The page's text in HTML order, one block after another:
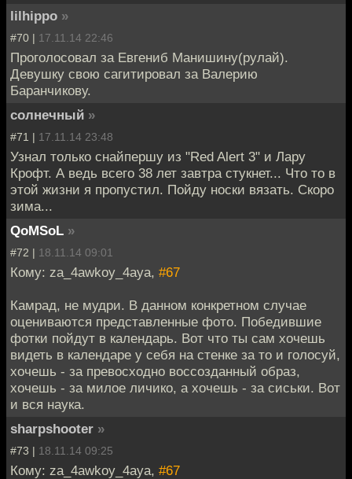
lilhippo »
#70 | 17.11.14 22:46
Проголосовал за Евгениб Манишину(рулай).
Девушку свою сагитировал за Валерию
Баранчикову.
солнечный »
#71 | 17.11.14 23:48
Узнал только снайпершу из "Red Alert 3" и Лару
Крофт. А ведь всего 38 лет завтра стукнет... Что то в
этой жизни я пропустил. Пойду носки вязать. Скоро
зима...
QoMSoL »
#72 | 18.11.14 09:01
Кому: za_4awkoy_4aya, #67
Камрад, не мудри. В данном конкретном случае
оцениваются представленные фото. Победившие
фотки пойдут в календарь. Вот что ты сам хочешь
видеть в календаре у себя на стенке за то и голосуй,
хочешь - за превосходно воссозданный образ,
хочешь - за милое личико, а хочешь - за сиськи. Вот
и вся наука.
sharpshooter »
#73 | 18.11.14 09:25
Кому: za_4awkoy_4aya, #67